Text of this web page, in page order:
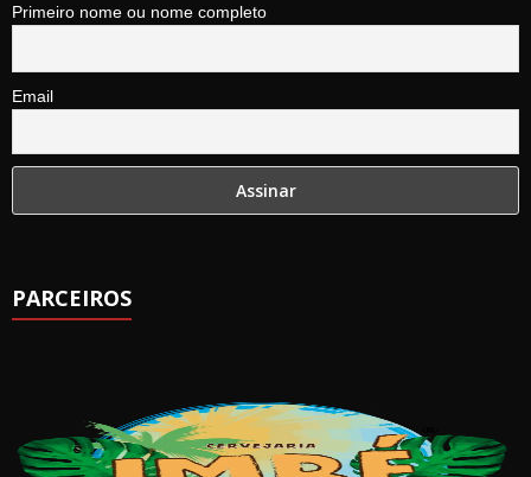
Primeiro nome ou nome completo
Email
PARCEIROS